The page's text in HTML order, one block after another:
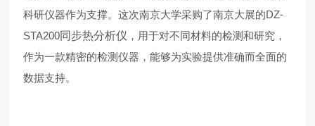
科研仪器作为支撑。这次南京大学采购了南京大展的DZ-
STA200同步热分析仪 ，用于对不同材料的检测和研究，
作为一款精密的检测仪器，能够为实验提供准确而全面的
数据支持。